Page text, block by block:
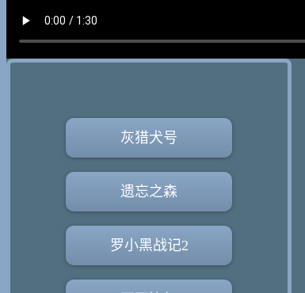
灰猎犬号
遗忘之森
罗小黑战记2